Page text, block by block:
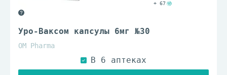
Уро-Ваксом капсулы 6мг №30
OM Pharma
+ 67